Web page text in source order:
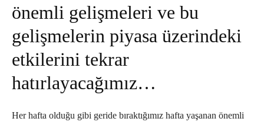
önemli gelişmeleri ve bu
gelişmelerin piyasa üzerindeki
etkilerini tekrar
hatırlayacağımız…
Her hafta olduğu gibi geride bıraktığımız hafta yaşanan önemli